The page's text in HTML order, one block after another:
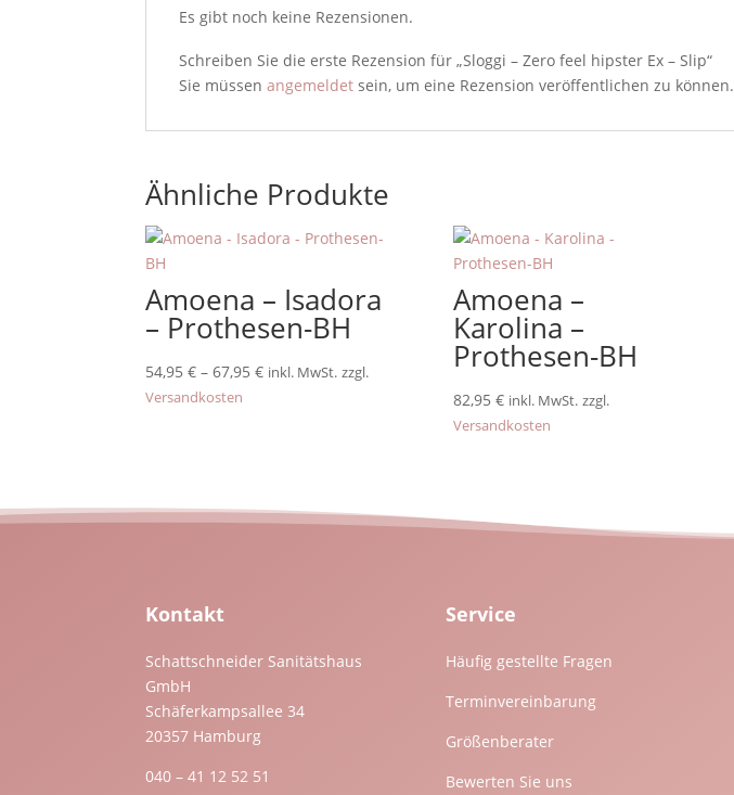
Es gibt noch keine Rezensionen.
Schreiben Sie die erste Rezension für „Sloggi – Zero feel hipster Ex – Slip“
Sie müssenangemeldet sein, um eine Rezension veröffentlichen zu können.
Ähnliche Produkte
Amoena – Isadora
– Prothesen-BH
54,95€ –67,95€ inkl. MwSt. zzgl.
Versandkosten
Amoena –
Karolina –
Prothesen-BH
82,95 € inkl. MwSt. zzgl.
Versandkosten
Kontakt
Schattschneider Sanitätshaus
GmbH
Schäferkampsallee 34
20357 Hamburg
040 – 41 12 52 51
Service
Häufig gestellte Fragen
Terminvereinbarung
Größenberater
Bewerten Sie uns